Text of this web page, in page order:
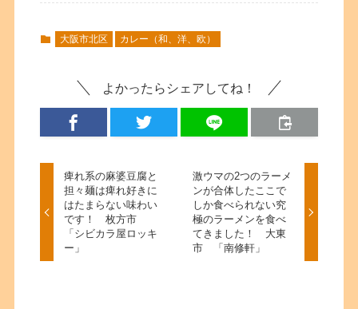
大阪市北区 カレー（和、洋、欧）
よかったらシェアしてね！
痺れ系の麻婆豆腐と
担々麺は痺れ好きに
はたまらない味わい
です！ 枚方市
「シビカラ屋ロッキ
ー」
激ウマの2つのラーメ
ンが合体したここで
しか食べられない究
極のラーメンを食べ
てきました！ 大東
市 「南修軒」